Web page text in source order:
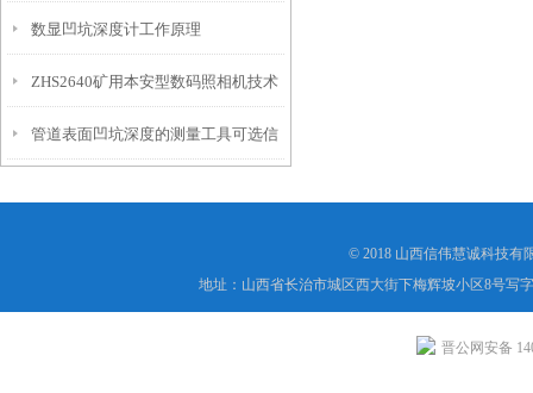
强度测定仪技术参数！
数显凹坑深度计工作原理
ZHS2640矿用本安型数码照相机技术
参数！
管道表面凹坑深度的测量工具可选信
© 2018 山西信伟慧诚科技有
地址：山西省长治市城区西大街下梅辉坡小区8号写
晋公网安备